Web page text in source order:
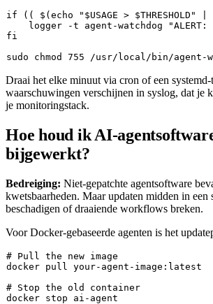
if (( $(echo " $USAGE > $THRESHOLD " |
    logger -t agent-watchdog
fi
sudo
chmod
Draai het elke minuut via cron of een
waarschuwingen verschijnen in syslog, dat je
je monitoringstack.
Hoe houd ik AI-
bijgewerkt?
Bedreiging: Niet-gepatchte agentsoftware
kwetsbaarheden. Maar updaten midden in een
beschadigen of draaiende workflows breken.
Voor Docker-gebaseerde agenten is het
# Pull the new image
docker pull your-agent-image:latest
# Stop the old container
docker stop ai-agent